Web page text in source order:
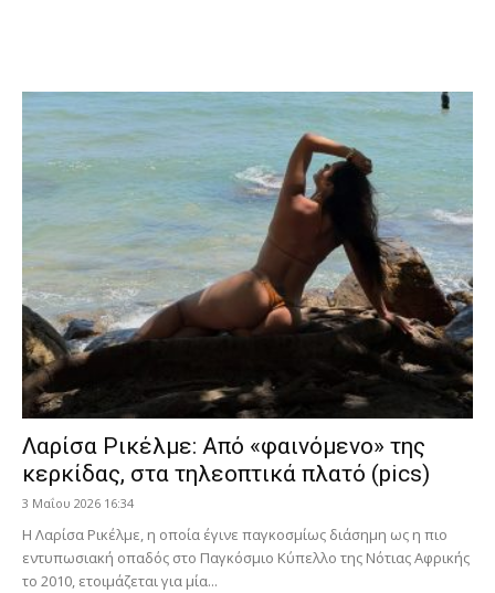
Λαρίσα Ρικέλμε: Από «φαινόμενο» της
κερκίδας, στα τηλεοπτικά πλατό (pics)
3 Μαΐου 2026 16:34
Η Λαρίσα Ρικέλμε, η οποία έγινε παγκοσμίως διάσημη ως η πιο
εντυπωσιακή οπαδός στο Παγκόσμιο Κύπελλο της Νότιας Αφρικής
το 2010, ετοιμάζεται για μία...